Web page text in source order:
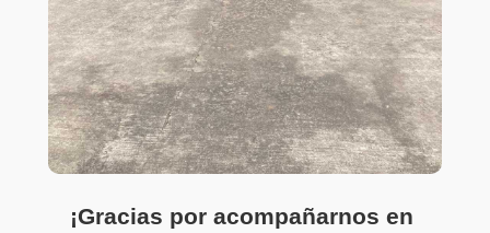
¡Gracias por acompañarnos en